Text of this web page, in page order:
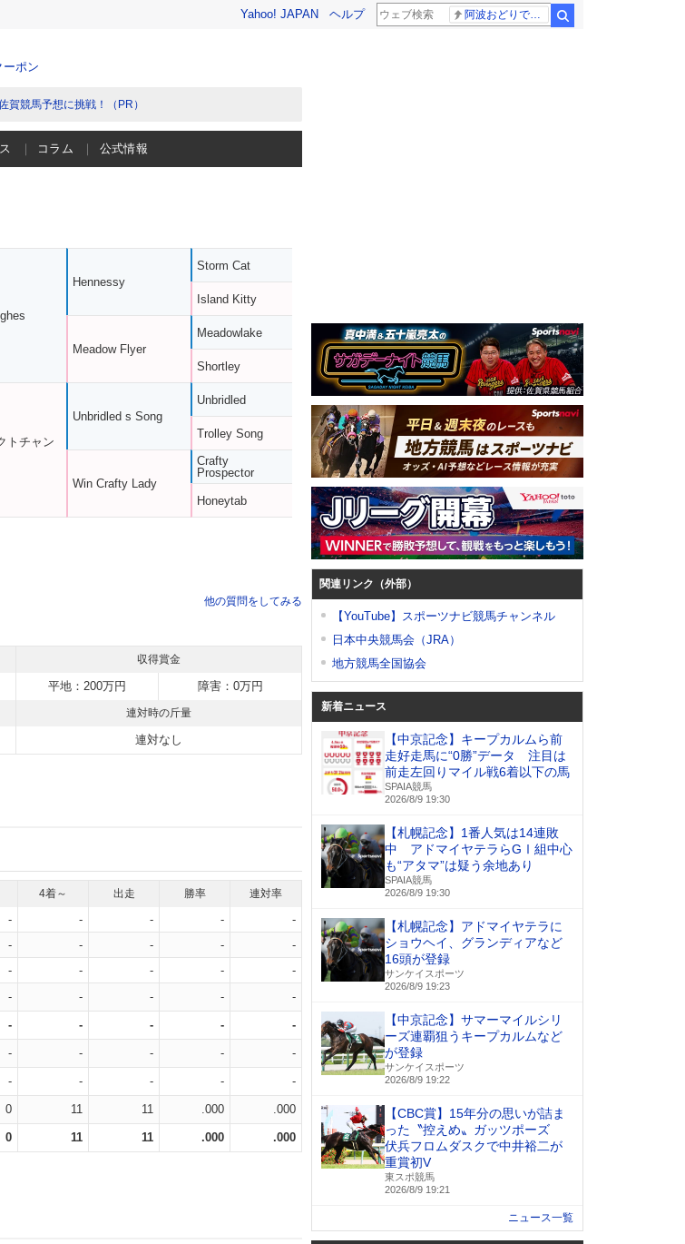
Yahoo! JAPAN ヘルプ
ーポン
賀競馬予想に挑戦！（PR）
コラム 公式情報
トチャン
Hennessy
Meadow Flyer
Unbridled s Song
Win Crafty Lady
Storm Cat
Island Kitty
Meadowlake
Shortley
Unbridled
Trolley Song
Crafty
Prospector
Honeytab
他の質問をしてみる
収得賞金
平地：200万円 障害：0万円
連対時の斤量
連対なし
4着～ 出走 勝率 連対率
- - - -
-
- - - -
-
- - - -
-
- - - - -
- - - - -
- - - - -
- - - - -
0 11 11 .000 .000
0 11 11 .000 .000
関連リンク（外部）
【YouTube】スポーツナビ競馬チャンネル
日本中央競馬会（JRA）
地方競馬全国協会
新着ニュース
【中京記念】キープカルムら前
走好走馬に“0勝”データ 注目は
前走左回りマイル戦6着以下の馬
SPAIA競馬
2026/8/9 19:30
【札幌記念】1番人気は14連敗
中 アドマイヤテラらGⅠ組中心
も“アタマ”は疑う余地あり
SPAIA競馬
2026/8/9 19:30
【札幌記念】アドマイヤテラに
ショウヘイ、グランディアなど
16頭が登録
サンケイスポーツ
2026/8/9 19:23
【中京記念】サマーマイルシリ
ーズ連覇狙うキープカルムなど
が登録
サンケイスポーツ
2026/8/9 19:22
【CBC賞】15年分の思いが詰ま
った〝控えめ〟ガッツポーズ
伏兵フロムダスクで中井裕二が
重賞初V
東スポ競馬
2026/8/9 19:21
ニュース一覧